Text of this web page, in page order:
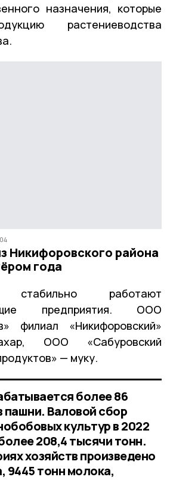
назначения, которые
растениеводства
Никифоровского района
года
работают
предприятия. ООО
филиал «Никифоровский»
ООО «Сабуровский
— муку.
более 86
пашни. Валовой сбор
культур в 2022
208,4 тысячи тонн.
хозяйств произведено
9445 тонн молока,